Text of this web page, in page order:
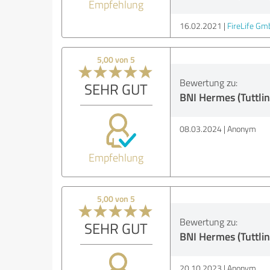
Empfehlung
16.02.2021 FireLife
5,00 von 5
SEHR GUT
Empfehlung
Bewertung zu:
BNI Hermes
08.03.2024 Anonym
5,00 von 5
SEHR GUT Bewertung zu:
BNI Hermes